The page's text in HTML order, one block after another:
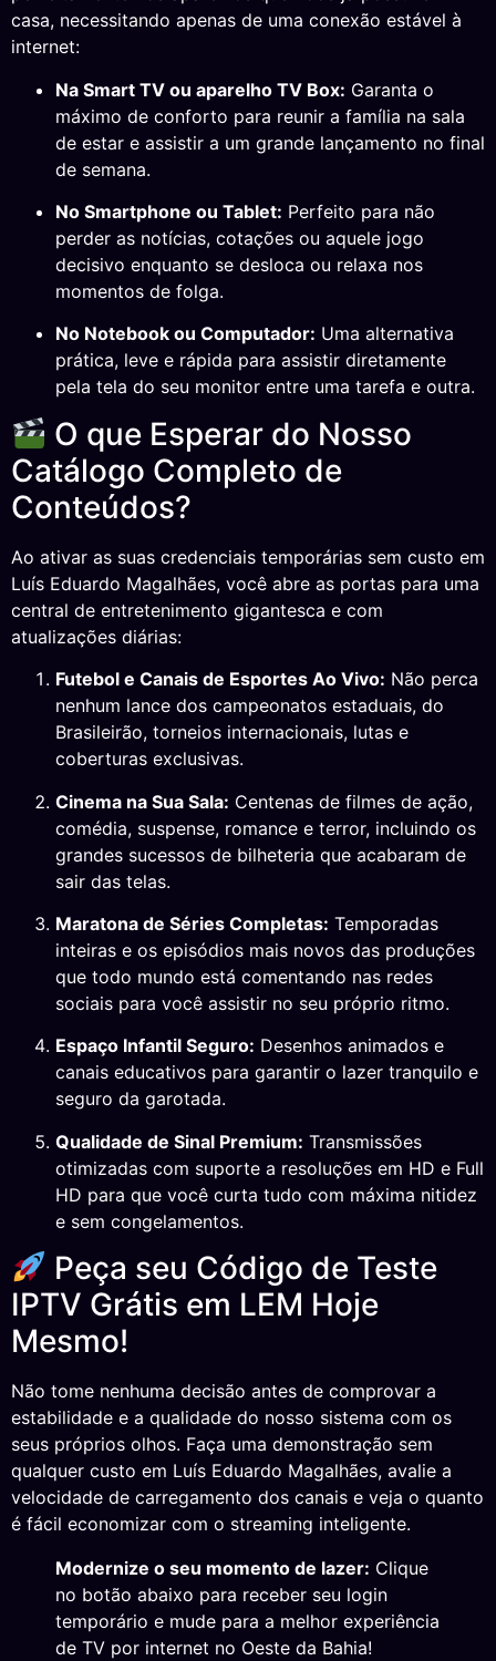
casa, necessitando apenas de uma conexão estável à
internet:
Na Smart TV ou aparelho TV Box: Garanta o
máximo de conforto para reunir a família na sala
de estar e assistir a um grande lançamento no final
de semana.
No Smartphone ou Tablet: Perfeito para não
perder as notícias, cotações ou aquele jogo
decisivo enquanto se desloca ou relaxa nos
momentos de folga.
No Notebook ou Computador: Uma alternativa
prática, leve e rápida para assistir diretamente
pela tela do seu monitor entre uma tarefa e outra.
O que Esperar do Nosso
Catálogo Completo de
Conteúdos?
Ao ativar as suas credenciais temporárias sem custo em
Luís Eduardo Magalhães, você abre as portas para uma
central de entretenimento gigantesca e com
atualizações diárias:
Futebol e Canais de Esportes Ao Vivo: Não perca
nenhum lance dos campeonatos estaduais, do
Brasileirão, torneios internacionais, lutas e
coberturas exclusivas.
Cinema na Sua Sala: Centenas de filmes de ação,
comédia, suspense, romance e terror, incluindo os
grandes sucessos de bilheteria que acabaram de
sair das telas.
Maratona de Séries Completas: Temporadas
inteiras e os episódios mais novos das produções
que todo mundo está comentando nas redes
sociais para você assistir no seu próprio ritmo.
Espaço Infantil Seguro: Desenhos animados e
canais educativos para garantir o lazer tranquilo e
seguro da garotada.
Qualidade de Sinal Premium: Transmissões
otimizadas com suporte a resoluções em HD e Full
HD para que você curta tudo com máxima nitidez
e sem congelamentos.
Peça seu Código de Teste
IPTV Grátis em LEM Hoje
Mesmo!
Não tome nenhuma decisão antes de comprovar a
estabilidade e a qualidade do nosso sistema com os
seus próprios olhos. Faça uma demonstração sem
qualquer custo em Luís Eduardo Magalhães, avalie a
velocidade de carregamento dos canais e veja o quanto
é fácil economizar com o streaming inteligente.
Modernize o seu momento de lazer: Clique
no botão abaixo para receber seu login
temporário e mude para a melhor experiência
de TV por internet no Oeste da Bahia!